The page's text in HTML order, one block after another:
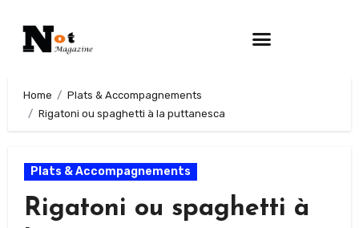
Home
Plats & Accompagnements
Rigatoni ou spaghetti à la puttanesca
Plats & Accompagnements
Rigatoni ou spaghetti à